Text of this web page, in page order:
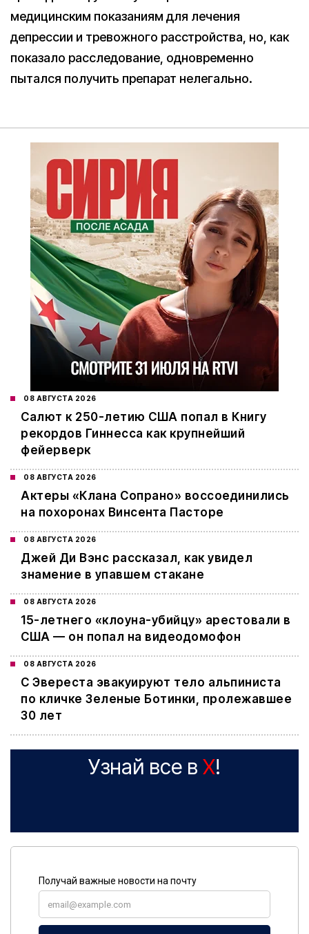
медицинским показаниям для лечения
депрессии и тревожного расстройства, но, как
показало расследование, одновременно
пытался получить препарат нелегально.
08 АВГУСТА 2026
Салют к 250-летию США попал в Книгу
рекордов Гиннесса как крупнейший
фейерверк
08 АВГУСТА 2026
Актеры «Клана Сопрано» воссоединились
на похоронах Винсента Пасторе
08 АВГУСТА 2026
Джей Ди Вэнс рассказал, как увидел
знамение в упавшем стакане
08 АВГУСТА 2026
15-летнего «клоуна-убийцу» арестовали в
США — он попал на видеодомофон
08 АВГУСТА 2026
С Эвереста эвакуируют тело альпиниста
по кличке Зеленые Ботинки, пролежавшее
30 лет
Узнай все в X!